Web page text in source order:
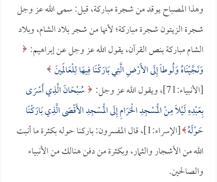
وهذا المصباح يوقد من شجرة مباركة، قيل: سمى الله عز وجل
شجرة الزيتون شجرة مباركة؛ لأنها من شجر بلاد الشام، وبلاد
الشام مباركة بنص القرآن، يقول الله عز وجل عن إبراهيم:
وَنَجَّيْنَاهُ وَلُوطاً إِلَى الأَرْضِ الَّتِي بَارَكْنَا فِيهَا لِلْعَالَمِينَ
[الأنبياء:71]، ويقول الله عز وجل:
سُبْحَانَ الَّذِي أَسْرَى
بِعَبْدِهِ لَيْلاً مِنْ الْمَسْجِدِ الْحَرَامِ إِلَى الْمَسْجِدِ الأَقْصَى الَّذِي بَارَكْنَا
حَوْلَهُ
[الإسراء:1]، قال المفسرون: باركنا حوله بكثرة ما أنبت
الله من الأشجار والثمار، وبكثرة من دفن هنالك من الأنبياء
والصالحين.